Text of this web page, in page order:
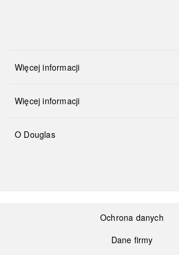
Więcej informacji
Więcej informacji
O Douglas
Ochrona danych
Dane firmy